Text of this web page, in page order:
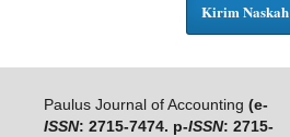
Kirim Naskah
Paulus Journal of Accounting (e-
ISSN: 2715-7474. p-ISSN: 2715-